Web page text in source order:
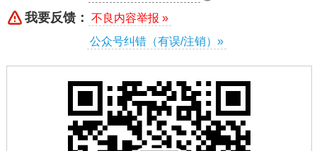
我要反馈：
不良内容举报 »
公众号纠错（有误/注销）»